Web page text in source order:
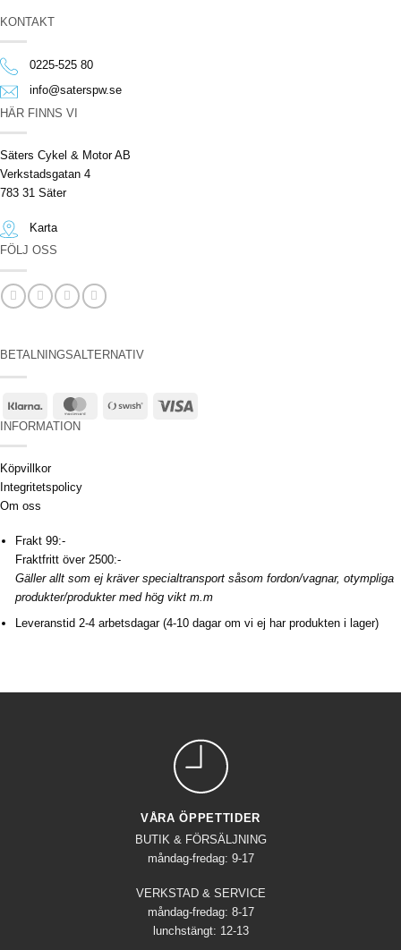
KONTAKT
0225-525 80
info@saterspw.se
HÄR FINNS VI
Säters Cykel & Motor AB
Verkstadsgatan 4
783 31 Säter
Karta
FÖLJ OSS
BETALNINGSALTERNATIV
Klarna MasterCardSwish
INFORMATION
Köpvillkor
Integritetspolicy
Om oss
Frakt 99:-
Fraktfritt över 2500:-
Gäller allt som ej kräver specialtransport såsom fordon/vagnar, otympliga
produkter/produkter med hög vikt m.m
Leveranstid 2-4 arbetsdagar (4-10 dagar om vi ej har produkten i lager)
VÅRA ÖPPETTIDER
BUTIK & FÖRSÄLJNING
måndag-fredag: 9-17
VERKSTAD & SERVICE
måndag-fredag: 8-17
lunchstängt: 12-13